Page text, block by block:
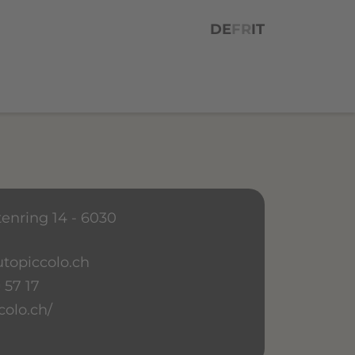
DEFRIT
14 - 6030
17